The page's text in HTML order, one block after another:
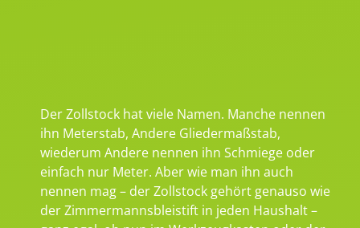
Der Zollstock hat viele Namen. Manche nennen
ihn Meterstab, Andere Gliedermaßstab,
wiederum Andere nennen ihn Schmiege oder
einfach nur Meter. Aber wie man ihn auch
nennen mag – der Zollstock gehört genauso wie
der Zimmermannsbleistift in jeden Haushalt –